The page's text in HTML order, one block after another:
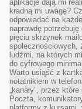
aplikacje dają mi
kradną mi uwagę?
odpowiadać na
naprawdę
pięciu skrzynek
ludźmi, na których
do cyfrowego
Warto usiąść z
notatnikiem w
„kanały”, przez
Poczta,